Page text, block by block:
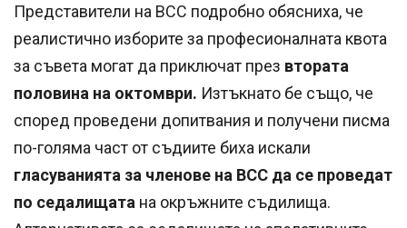
Представители на ВСС подробно обясниха, че
реалистично изборите за професионалната квота
за съвета могат да приключат през втората
половина на октомври. Изтъкнато бе също, че
според проведени допитвания и получени писма
по-голяма част от съдиите биха искали
гласуванията за членове на ВСС да се проведат
по седалищата на окръжните съдилища.